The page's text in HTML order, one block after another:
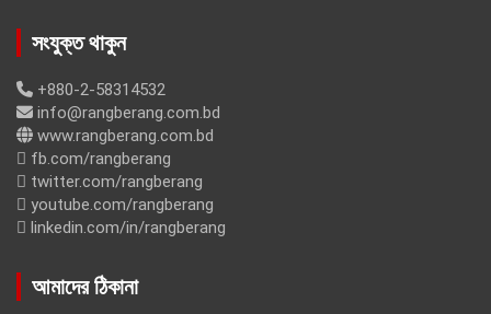
সংযুক্ত থাকুন
+880-2-58314532
info@rangberang.com.bd
www.rangberang.com.bd
fb.com/rangberang
twitter.com/rangberang
youtube.com/rangberang
linkedin.com/in/rangberang
আমাদের ঠিকানা